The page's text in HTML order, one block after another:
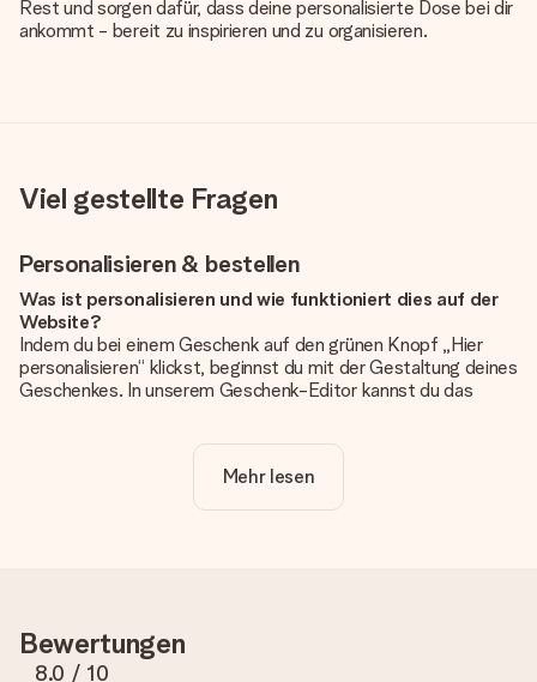
Rest und sorgen dafür, dass deine personalisierte Dose bei dir
ankommt - bereit zu inspirieren und zu organisieren.
Viel gestellte Fragen
Personalisieren & bestellen
Was ist personalisieren und wie funktioniert dies auf der
Website?
Indem du bei einem Geschenk auf den grünen Knopf „Hier
personalisieren“ klickst, beginnst du mit der Gestaltung deines
Geschenkes. In unserem Geschenk-Editor kannst du das
noch eines unserer angebotenen Designs, um deinem
Geschenk die perfekte Ausstrahlung zu verleihen.
Wir möchten sicherstellen, dass du mit deinem Geschenk
rundum zufrieden bist. Deshalb ist es wichtig, qualitativ
Mehr lesen
Bewertungen
8.0 / 10